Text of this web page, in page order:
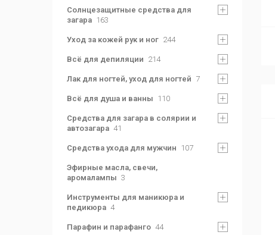
Солнцезащитные средства для
загара 163
Уход за кожей рук и ног 244
Всё для депиляции 214
Лак для ногтей, уход для ногтей 7
Всё для душа и ванны 110
Средства для загара в солярии и
автозагара 41
Средства ухода для мужчин 107
Эфирные масла, свечи,
аромалампы 3
Инструменты для маникюра и
педикюра 4
Парафин и парафанго 44